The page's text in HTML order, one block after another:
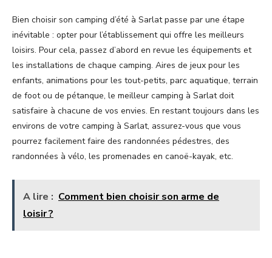
Bien choisir son camping d’été à Sarlat passe par une étape
inévitable : opter pour l’établissement qui offre les meilleurs
loisirs. Pour cela, passez d’abord en revue les équipements et
les installations de chaque camping. Aires de jeux pour les
enfants, animations pour les tout-petits, parc aquatique, terrain
de foot ou de pétanque, le meilleur camping à Sarlat doit
satisfaire à chacune de vos envies. En restant toujours dans les
environs de votre camping à Sarlat, assurez-vous que vous
pourrez facilement faire des randonnées pédestres, des
randonnées à vélo, les promenades en canoë-kayak, etc.
A lire : Comment bien choisir son arme de
loisir ?